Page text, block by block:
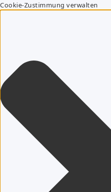
Cookie-Zustimmung verwalten